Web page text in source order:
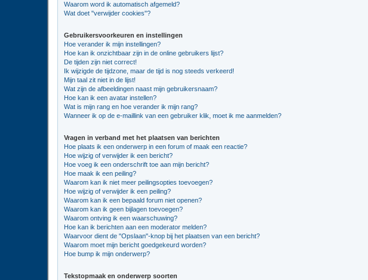
Waarom word ik automatisch afgemeld?
Wat doet "verwijder cookies"?
Gebruikersvoorkeuren en instellingen
Hoe verander ik mijn instellingen?
Hoe kan ik onzichtbaar zijn in de online gebruikers lijst?
De tijden zijn niet correct!
Ik wijzigde de tijdzone, maar de tijd is nog steeds verkeerd!
Mijn taal zit niet in de lijst!
Wat zijn de afbeeldingen naast mijn gebruikersnaam?
Hoe kan ik een avatar instellen?
Wat is mijn rang en hoe verander ik mijn rang?
Wanneer ik op de e-maillink van een gebruiker klik, moet ik me aanmelden?
Vragen in verband met het plaatsen van berichten
Hoe plaats ik een onderwerp in een forum of maak een reactie?
Hoe wijzig of verwijder ik een bericht?
Hoe voeg ik een onderschrift toe aan mijn bericht?
Hoe maak ik een peiling?
Waarom kan ik niet meer peilingsopties toevoegen?
Hoe wijzig of verwijder ik een peiling?
Waarom kan ik een bepaald forum niet openen?
Waarom kan ik geen bijlagen toevoegen?
Waarom ontving ik een waarschuwing?
Hoe kan ik berichten aan een moderator melden?
Waarvoor dient de "Opslaan"-knop bij het plaatsen van een bericht?
Waarom moet mijn bericht goedgekeurd worden?
Hoe bump ik mijn onderwerp?
Tekstopmaak en onderwerp soorten